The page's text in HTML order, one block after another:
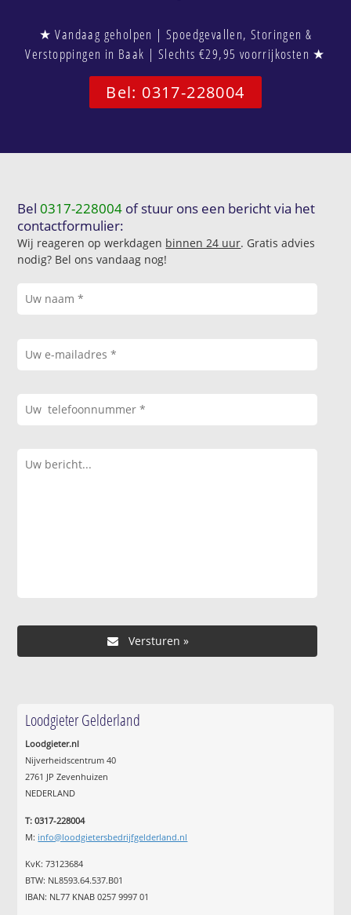
★ Vandaag geholpen | Spoedgevallen, Storingen &
Verstoppingen in Baak | Slechts €29,95 voorrijkosten ★
Bel: 0317-228004
Bel0317-228004 of stuur ons een bericht via het
contactformulier:
Wij reageren op werkdagen binnen 24 uur. Gratis advies
nodig? Bel ons vandaag nog!
Loodgieter Gelderland
Loodgieter.nl
Nijverheidscentrum 40
2761 JP Zevenhuizen
NEDERLAND
T: 0317-228004
M: info@loodgietersbedrijfgelderland.nl
KvK: 73123684
BTW: NL8593.64.537.B01
IBAN: NL77 KNAB 0257 9997 01